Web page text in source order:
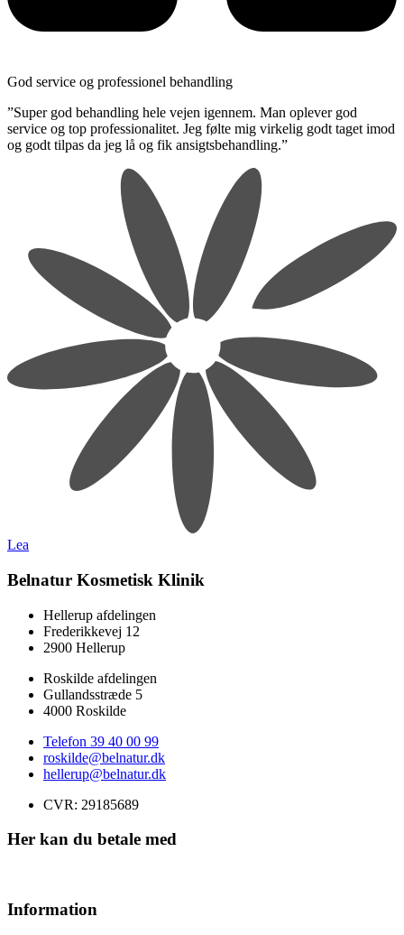
God service og professionel behandling
​”Super god behandling hele vejen igennem. Man oplever god
service og top professionalitet. Jeg følte mig virkelig godt taget imod
og godt tilpas da jeg lå og fik ansigtsbehandling.”
Lea
Belnatur Kosmetisk Klinik
Hellerup afdelingen
Frederikkevej 12
2900 Hellerup
Roskilde afdelingen
Gullandsstræde 5
4000 Roskilde
Telefon 39 40 00 99
roskilde@belnatur.dk
hellerup@belnatur.dk
CVR: ​29185689
Her kan du betale med
Information